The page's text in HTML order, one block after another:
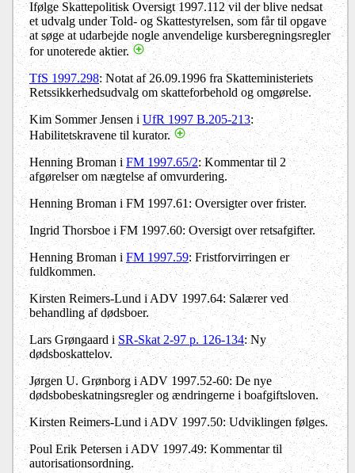
Ifølge Skattepolitisk Oversigt 1997.112 vil der blive nedsat
et udvalg under Told- og Skattestyrelsen, som får til opgave
at søge at udarbejde nogle anvendelige kursberegningsregler
for unoterede aktier.
TfS 1997.298: Notat af 26.09.1996 fra Skatteministeriets
Retssikkerhedsudvalg om skatteforbehold og omgørelse.
Kim Sommer Jensen i UfR 1997 B.205-213:
Habilitetskravene til kurator.
Henning Broman i FM 1997.65/2: Kommentar til 2
afgørelser om nægtelse af omvurdering.
Henning Broman i FM 1997.61: Oversigter over frister.
Ingrid Thorsboe i FM 1997.60: Oversigt over retsafgifter.
Henning Broman iFM 1997.59: Fristforvirringen er
fuldkommen.
Kirsten Reimers-Lund i ADV 1997.64: Salærer ved
behandling af dødsboer.
Lars Grøngaard i SR-Skat 2-97 p. 126-134: Ny
dødsboskattelov.
Jørgen U. Grønborg i ADV 1997.52-60: De nye
dødsbobeskatningsregler og ændringerne i boafgiftsloven.
Kirsten Reimers-Lund i ADV 1997.50: Udviklingen følges.
Poul Erik Petersen i ADV 1997.49: Kommentar til
autorisationsordning.